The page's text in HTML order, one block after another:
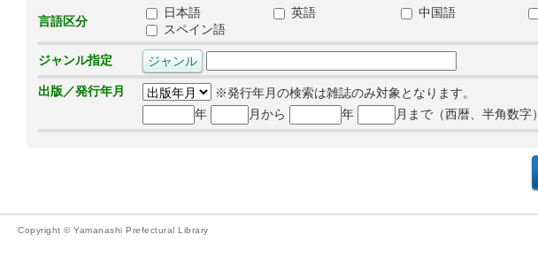
言語区分
日本語 英語 中国語
スペイン語
ジャンル指定
出版／発行年月
※発行年月の検索は雑誌のみ対象となります。
年
月から 年 月まで（西暦、半角数字）
Copyright © Yamanashi Prefectural Library